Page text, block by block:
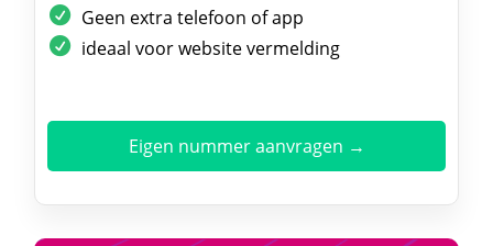
Geen extra telefoon of app
ideaal voor website vermelding
Eigen nummer aanvragen →